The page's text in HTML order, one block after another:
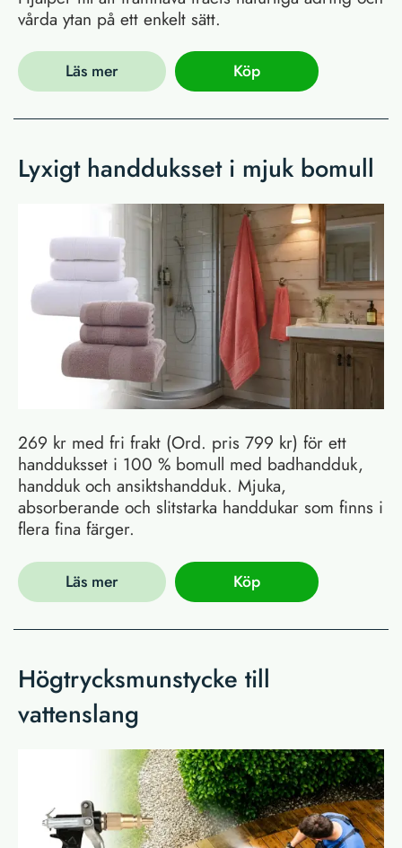
vårda ytan på ett enkelt sätt.
Läs mer Köp
Lyxigt handduksset i mjuk bomull
269 kr med fri frakt (Ord. pris 799 kr) för ett
handduksset i 100 % bomull med badhandduk,
handduk och ansiktshandduk. Mjuka,
absorberande och slitstarka handdukar som finns i
flera fina färger.
Läs mer Köp
Högtrycksmunstycke till
vattenslang